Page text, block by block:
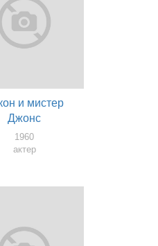
и мистер
Джонс
1960
актер